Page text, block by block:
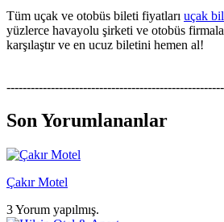
Tüm uçak ve otobüs bileti fiyatları uçak
yüzlerce havayolu şirketi ve otobüs
karşılaştır ve en ucuz biletini hemen al!
Son Yorumlananlar
Çakır Motel
3 Yorum yapılmış.